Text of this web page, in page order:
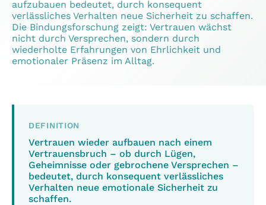
aufzubauen bedeutet, durch konsequent
verlässliches Verhalten neue Sicherheit zu schaffen.
Die Bindungsforschung zeigt: Vertrauen wächst
nicht durch Versprechen, sondern durch
wiederholte Erfahrungen von Ehrlichkeit und
emotionaler Präsenz im Alltag.
DEFINITION
Vertrauen wieder aufbauen nach einem
Vertrauensbruch – ob durch Lügen,
Geheimnisse oder gebrochene Versprechen –
bedeutet, durch konsequent verlässliches
Verhalten neue emotionale Sicherheit zu
schaffen.